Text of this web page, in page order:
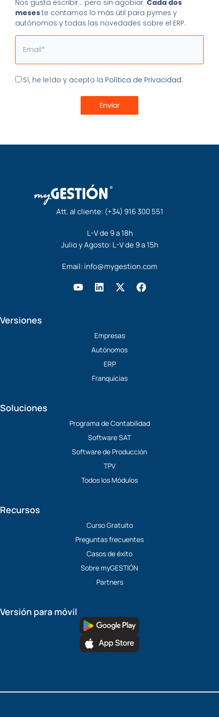
Nos gusta escribir… pero sin agobiar. Cada dos
meseste contamos lo más útil para pymes y
autónomos y todas las novedades sobre el ERP.
Email
Aceptación
Sí, he leído y acepto la Política de Privacidad.
Enviar
Att. al cliente: (+34) 916 300 551
L-V de 9 a 18h
Julio y Agosto: L-V de 9 a 15h
Email: info@mygestion.com
Y L
d
i
n
X
t
t
e
F
a
Versiones
Empresas
Autónomos
ERP
Franquicias
Soluciones
Programa de Contabilidad
Software SAT
Software de Producción
TPV
Todos los Módulos
Recursos
Curso Gratuito
Preguntas frecuentes
Casos de éxito
Sobre myGESTIÓN
Partners
Versión para móvil